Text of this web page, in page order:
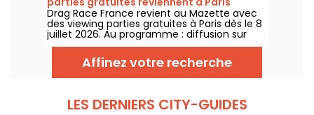
bout de la nuit.
Drag Race France revient au Mazette avec
des viewing parties gratuites à Paris dès le 8
juillet 2026. Au programme : diffusion sur
écran géant, shows drag, commentaires en
direct, guests queer et ambiance festive
chaque jeudi.Affinez votre recherche
LES DERNIERS CITY-GUIDES